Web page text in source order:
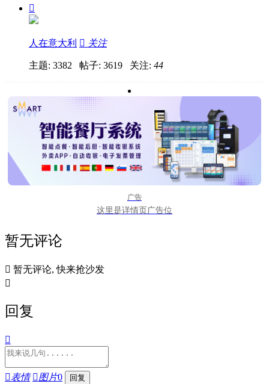

人在意大利  关注
主题: 3382 帖子: 3619 关注: 44
广告
这里是详情页广告位
暂无评论
 暂无评论, 快来抢沙发

回复

表情 图片0